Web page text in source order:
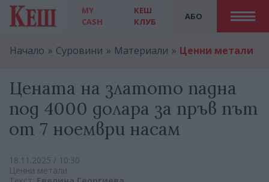
MY
CASH
АБО
КЕШ
КЛУБ
Начало Суровини Материали Ценни метали
Цената на златото падна
под 4000 долара за пръв път
от 7 ноември насам
18.11.2025 / 10:30
Ценни метали